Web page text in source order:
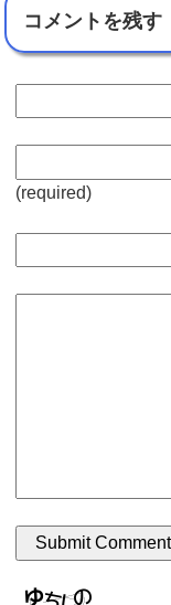
コメントを残す
(required)